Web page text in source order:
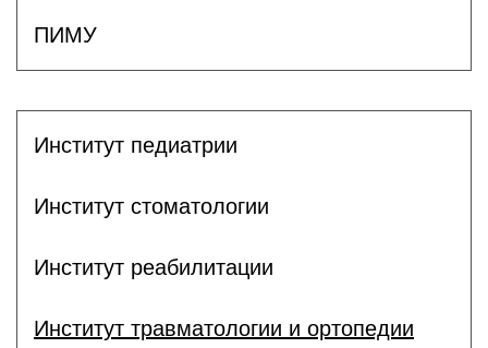
ПИМУ
Институт педиатрии
Институт стоматологии
Институт реабилитации
Институт травматологии и ортопедии